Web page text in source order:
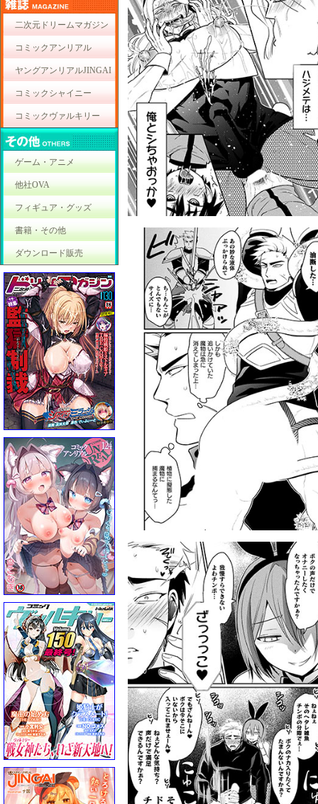
二次元ドリームマガジン
コミックアンリアル
ヤングアンリアルJINGAI
コミックシャイニー
コミックヴァルキリー
ゲーム・アニメ
他社OVA
フィギュア・グッズ
書籍・その他
ダウンロード販売